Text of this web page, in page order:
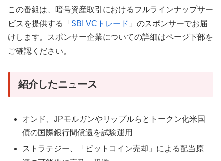
この番組は、 暗号資産取引におけるフルラインナップサー
ビスを提供する「 SBI VCトレード 」のスポンサーでお届
けします。
スポンサー企業についての詳細はページ下部を
ご確認ください。
紹介したニュース
オンド、JPモルガンやリップルらとトークン化米国
債の国際銀行間償還を試験運用
ストラテジー、「ビットコイン売却」による配当原